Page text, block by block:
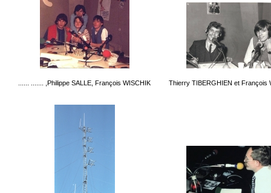
...... ....... ,Philippe SALLE, François WISCHIK Thierry TIBERGHIEN et François